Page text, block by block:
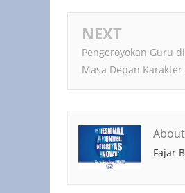
NEXT
Pengeroyokan Guru
Masa Depan Karakter
Fajar